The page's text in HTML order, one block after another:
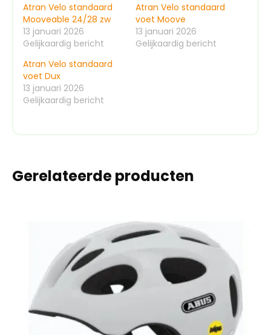
Atran Velo standaard
Mooveable 24/28 zw
13 januari 2026
Gelijkaardig bericht
Atran Velo standaard
voet Moove
13 januari 2026
Gelijkaardig bericht
Atran Velo standaard
voet Dux
13 januari 2026
Gelijkaardig bericht
Gerelateerde producten